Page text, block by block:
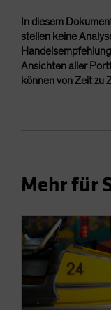
In diesem
stellen keine
Ansichten aller
können von Zeit zu
Mehr für